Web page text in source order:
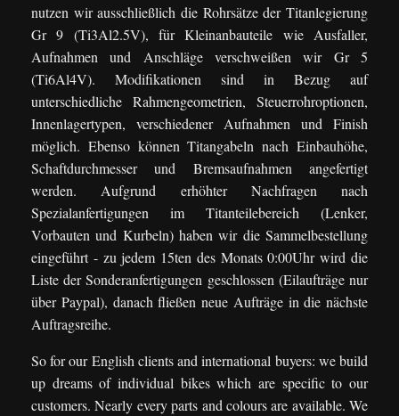
nutzen wir ausschließlich die Rohrsätze der Titanlegierung
Gr 9 (Ti3Al2.5V), für Kleinanbauteile wie Ausfaller,
Aufnahmen und Anschläge verschweißen wir Gr 5
(Ti6Al4V). Modifikationen sind in Bezug auf
unterschiedliche Rahmengeometrien, Steuerrohroptionen,
Innenlagertypen, verschiedener Aufnahmen und Finish
möglich. Ebenso können Titangabeln nach Einbauhöhe,
Schaftdurchmesser und Bremsaufnahmen angefertigt
werden. Aufgrund erhöhter Nachfragen nach
Spezialanfertigungen im Titanteilebereich (Lenker,
Vorbauten und Kurbeln) haben wir die Sammelbestellung
eingeführt - zu jedem 15ten des Monats 0:00Uhr wird die
Liste der Sonderanfertigungen geschlossen (Eilaufträge nur
über Paypal), danach fließen neue Aufträge in die nächste
Auftragsreihe.
So for our English clients and international buyers: we build
up dreams of individual bikes which are specific to our
customers. Nearly every parts and colours are available. We